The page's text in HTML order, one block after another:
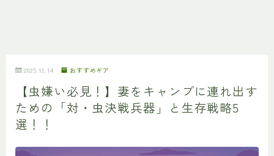
2025.12.14 おすすめギア
【虫嫌い必見！】妻をキャンプに連れ出す
ための「対・虫決戦兵器」と生存戦略5
選！！